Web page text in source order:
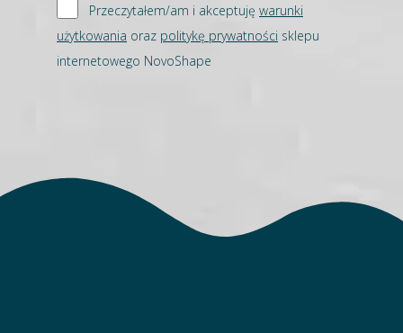
Przeczytałem/am i akceptuję warunki
użytkowania oraz politykę prywatności sklepu
internetowego NovoShape